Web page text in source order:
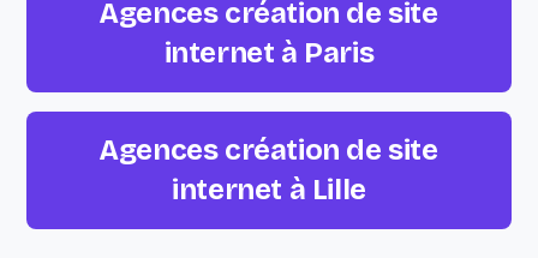
Agences création de site
internet à Paris
Agences création de site
internet à Lille